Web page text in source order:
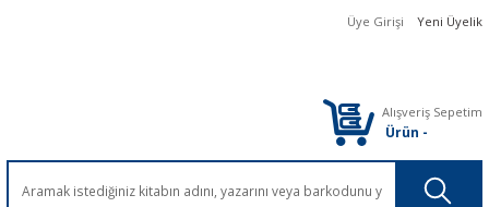
Üye Girişi Yeni Üyelik
Alışveriş Sepetim
Ürün -